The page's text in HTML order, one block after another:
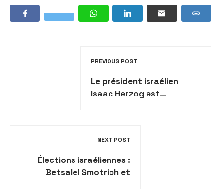
PREVIOUS POST
Le président israélien
Isaac Herzog est
NEXT POST
Élections israéliennes :
Betsalel Smotrich et